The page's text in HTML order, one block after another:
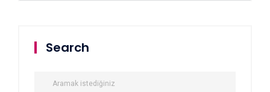
Search